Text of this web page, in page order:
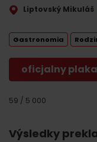
59 / 5 000
Výsledky
Liptovský Mikuláš
Gastronomia
oficjalny